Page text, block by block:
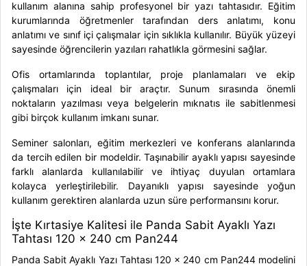
kullanım alanına sahip profesyonel bir yazı tahtasıdır. Eğitim
kurumlarında öğretmenler tarafından ders anlatımı, konu
anlatımı ve sınıf içi çalışmalar için sıklıkla kullanılır. Büyük yüzeyi
sayesinde öğrencilerin yazıları rahatlıkla görmesini sağlar.
Ofis ortamlarında toplantılar, proje planlamaları ve ekip
çalışmaları için ideal bir araçtır. Sunum sırasında önemli
noktaların yazılması veya belgelerin mıknatıs ile sabitlenmesi
gibi birçok kullanım imkanı sunar.
Seminer salonları, eğitim merkezleri ve konferans alanlarında
da tercih edilen bir modeldir. Taşınabilir ayaklı yapısı sayesinde
farklı alanlarda kullanılabilir ve ihtiyaç duyulan ortamlara
kolayca yerleştirilebilir. Dayanıklı yapısı sayesinde yoğun
kullanım gerektiren alanlarda uzun süre performansını korur.
İşte Kırtasiye Kalitesi ile Panda Sabit Ayaklı Yazı
Tahtası 120 x 240 cm Pan244
Panda Sabit Ayaklı Yazı Tahtası 120 x 240 cm Pan244 modelini